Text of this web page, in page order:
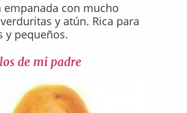
empanada con mucho
y atún. Rica para
y pequeños.
de mi padre